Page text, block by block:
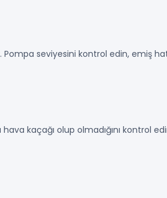
seviyesini kontrol edin, emiş
kaçağı olup olmadığını kontrol